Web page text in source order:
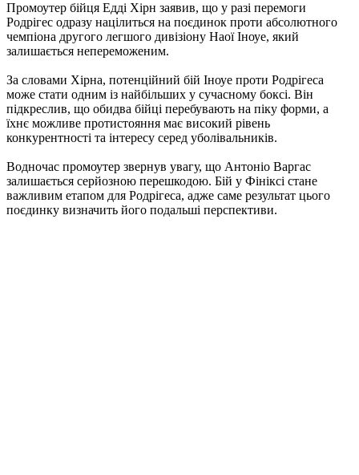
Промоутер бійця Едді Хірн заявив, що у разі перемоги
Родрігес одразу націлиться на поєдинок проти абсолютного
чемпіона другого легшого дивізіону Наої Іноуе, який
залишається непереможеним.
За словами Хірна, потенційний бій Іноуе проти Родрігеса
може стати одним із найбільших у сучасному боксі. Він
підкреслив, що обидва бійці перебувають на піку форми, а
їхнє можливе протистояння має високий рівень
конкурентності та інтересу серед уболівальників.
Водночас промоутер звернув увагу, що Антоніо Варгас
залишається серйозною перешкодою. Бій у Фініксі стане
важливим етапом для Родрігеса, адже саме результат цього
поєдинку визначить його подальші перспективи.